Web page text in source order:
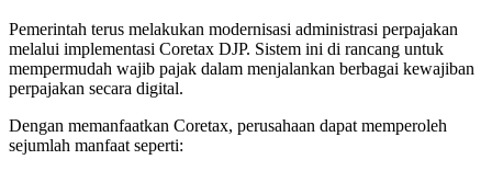
Pemerintah terus melakukan modernisasi administrasi perpajakan
melalui implementasi Coretax DJP. Sistem ini di rancang untuk
mempermudah wajib pajak dalam menjalankan berbagai kewajiban
perpajakan secara digital.
Dengan memanfaatkan Coretax, perusahaan dapat memperoleh
sejumlah manfaat seperti: